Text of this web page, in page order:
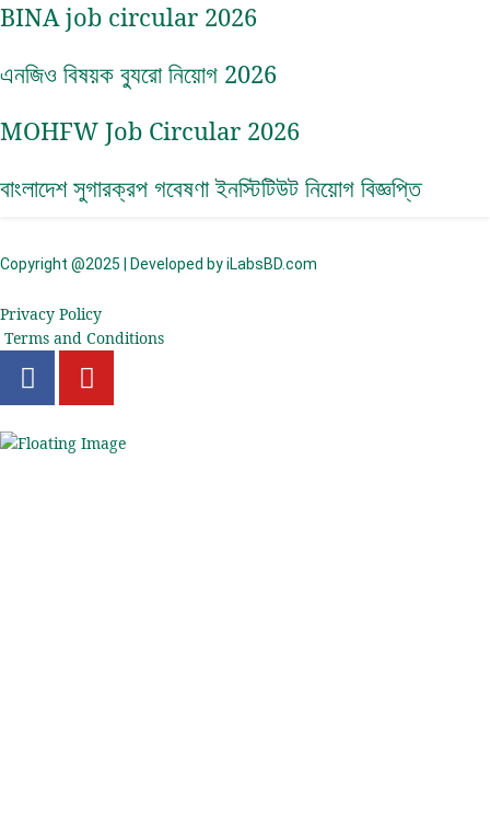
BINA job circular 2026
এনজিও বিষয়ক ব্যুরো নিয়োগ 2026
MOHFW Job Circular 2026
বাংলাদেশ সুগারক্রপ গবেষণা ইনস্টিটিউট নিয়োগ বিজ্ঞপ্তি
Copyright @2025 | Developed by iLabsBD.com
Privacy Policy
Terms and Conditions